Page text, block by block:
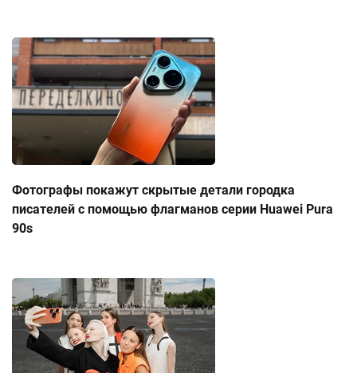
Фотографы покажут скрытые детали городка
писателей с помощью флагманов серии Huawei Pura
90s